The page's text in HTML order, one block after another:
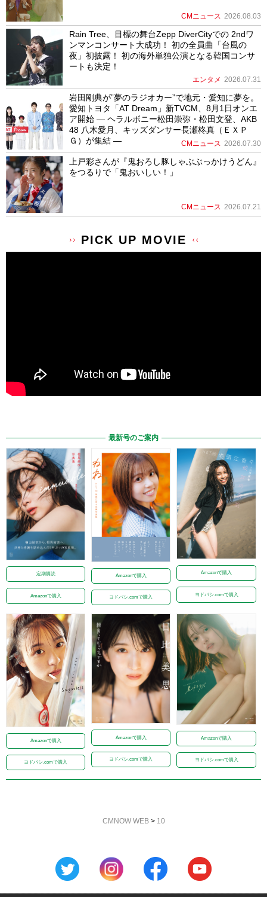
CMニュース 2026.08.03
Rain Tree、目標の舞台Zepp DiverCityでの 2ndワ
ンマンコンサート大成功！ 初の全員曲「台風の
夜」初披露！ 初の海外単独公演となる韓国コンサ
ートも決定！
エンタメ 2026.07.31
岩田剛典が”夢のラジオカー”で地元・愛知に夢を。
愛知トヨタ「AT Dream」新TVCM、8月1日オンエ
ア開始 ― ヘラルボニー松田崇弥・松田文登、AKB
48 八木愛月、キッズダンサー長瀬柊真（ＥＸＰ
Ｇ）が集結 ―
CMニュース 2026.07.30
上戸彩さんが『鬼おろし豚しゃぶぶっかけうどん』
をつるりで「鬼おいしい！」
CMニュース 2026.07.21
PICK UP MOVIE
最新号のご案内
定期購読
Amazonで購入
Amazonで購入
ヨドバシ.comで購入
Amazonで購入
ヨドバシ.comで購入
Amazonで購入
ヨドバシ.comで購入
Amazonで購入
ヨドバシ.comで購入
Amazonで購入
ヨドバシ.comで購入
CMNOW WEB> 10